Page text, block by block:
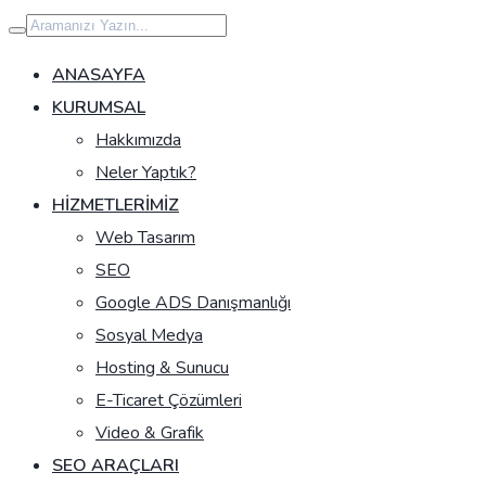
İçeriğe
geç
ANASAYFA
KURUMSAL
Hakkımızda
Neler Yaptık?
HIZMETLERIMIZ
Web Tasarım
SEO
Google ADS Danışmanlığı
Sosyal Medya
Hosting & Sunucu
E-Ticaret Çözümleri
Video & Grafik
SEO ARAÇLARI